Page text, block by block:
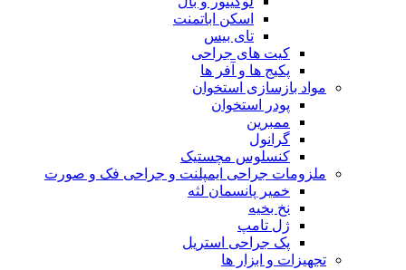
اسکن اباتمنت
تای بیس
کیت های جراحی
پکیج ها و آفر ها
مواد بازسازی استخوان
پودر استخوان
ممبرین
گرانول
کنسلوس مچستیک
ملزومات جراحی ایمپلنت و جراحی فک و صورت
خمیر پانسمان لثه
نخ بخیه
ژل تامپ
پک جراحی استریل
تجهیزات و ابزار ها